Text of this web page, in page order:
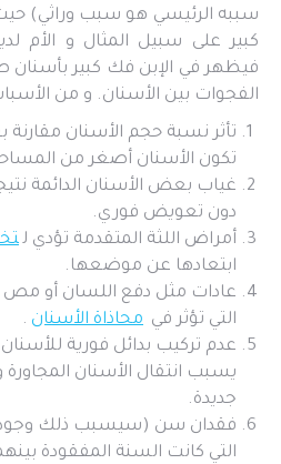
سببه الرئيسي هو سبب وراثي)
كبير على سبيل المثال و الأم
فيظهر في الإبن فك كبير بأسنان
الفجوات بين الأسنان. و من
تأثر نسبة حجم الأسنان
تكون الأسنان أصغر من
غياب بعض الأسنان الدائمة
دون تعويض فوري.
أمراض اللثة المتقدمة تؤدي ل
ابتعادها عن موضعها.
عادات مثل دفع اللسان أو مص
التي تؤثر في محاذاة الأسنان .
عدم تركيب بدائل فورية
يسبب انتقال الأسنان
جديدة.
فقدان سن (سيسبب ذلك وجود
التي كانت السنة المفقودة